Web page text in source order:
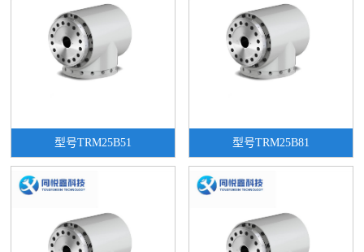
型号TRM25B51 型号TRM25B81